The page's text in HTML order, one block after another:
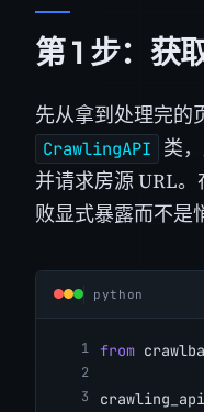
第 1 步：获
先从拿到处理完的
CrawlingAPI
类
并请求房源 URL
败显式暴露而不是
python
from